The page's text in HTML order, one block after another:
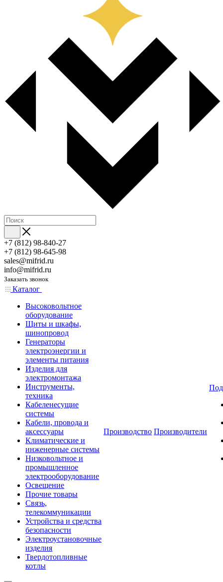
+7 (812) 98-840-27
+7 (812) 98-645-98
sales@mifrid.ru
info@mifrid.ru
Заказать звонок
Каталог
Высоковольтное
оборудование
Щиты и шкафы,
шинопровод
Генераторы
электроэнергии и
элементы питания
Изделия для
электромонтажа
Инструменты,
техника
Кабеленесущие
системы
Кабели, провода и
аксессуары
Климатические и
инженерные системы
Низковольтное и
промышленное
электрооборудование
Освещение
Прочие товары
Связь,
телекоммуникации
Устройства и средства
безопасности
Электроустановочные
изделия
Твердотопливные
котлы
Производство Производители